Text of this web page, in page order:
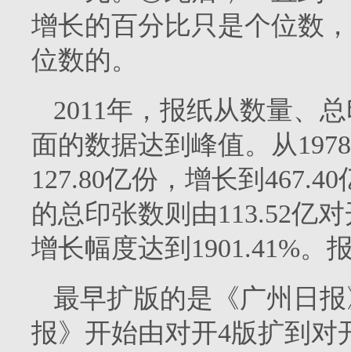
增长的百分比只是个位数
位数的。
2011年，报纸从数量、
面的数据达到峰值。从1978
127.80亿份，增长到 467.40
的总印张数则由113.52亿
增长幅度达到 1901.41%。
最早扩版的是《广州日
报》开始由对开4版扩到对